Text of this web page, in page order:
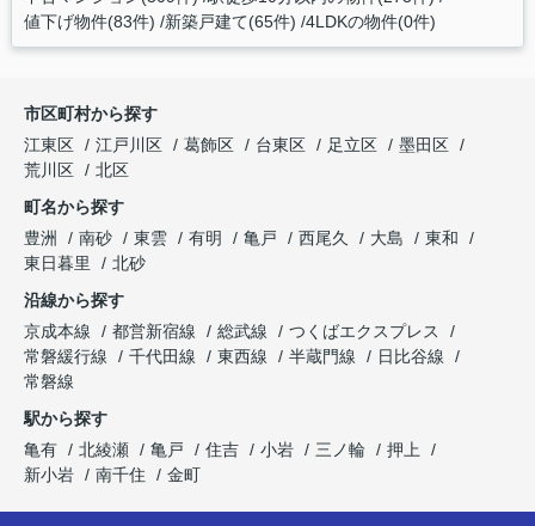
値下げ物件(83件) 新築戸建て(65件) 4LDKの物件(0件)
市区町村から探す
江東区
江戸川区 葛飾区 台東区 足立区
墨田区
荒川区
北区
町名から探す
豊洲
南砂 東雲 有明 亀戸 西尾久 大島
東和
東日暮里
北砂
沿線から探す
京成本線
都営新宿線 総武線
つくばエクスプレス
常磐緩行線
千代田線 東西線 半蔵門線
日比谷線
常磐線
駅から探す
亀有
北綾瀬 亀戸 住吉 小岩 三ノ輪
押上
新小岩
南千住 金町